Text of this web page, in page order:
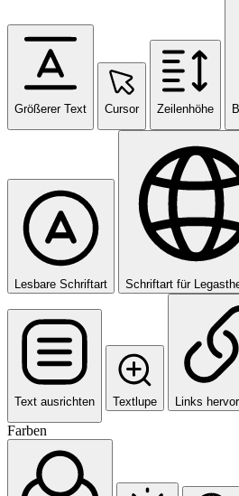
Größerer Text Cursor Zeilenhöhe
Lesbare Schriftart Schriftart für
Text ausrichten Textlupe Links
Farben